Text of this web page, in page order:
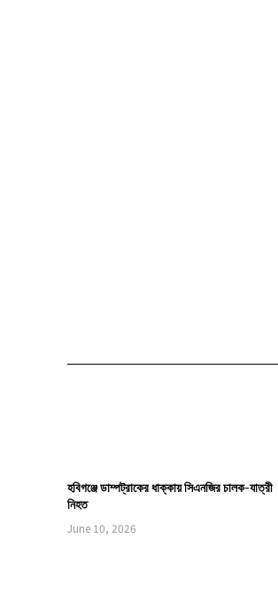
হবিগঞ্জে ডাম্পট্রাকের ধাক্কায় সিএনজির চালক-যাত্রী
নিহত
June 10, 2026